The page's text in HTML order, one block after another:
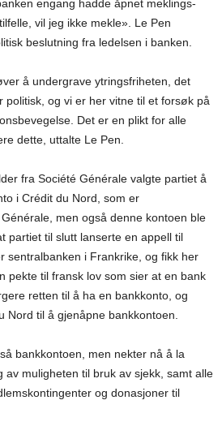
engang hadde åpnet meklings-
vil jeg ikke mekle». Le Pen
beslutning fra ledelsen i banken.
å undergrave ytringsfriheten, det
og vi er her vitne til et forsøk på
Det er en plikt for alle
dette, uttalte Le Pen.
fra Société Générale valgte partiet å
i Crédit du Nord, som er
men også denne kontoen ble
partiet til slutt lanserte en appell til
sentralbanken i Frankrike, og fikk her
pekte til fransk lov som sier at en bank
retten til å ha en bankkonto, og
Nord til å gjenåpne bankkontoen.
bankkontoen, men nekter nå å la
av muligheten til bruk av sjekk, samt alle
og donasjoner til